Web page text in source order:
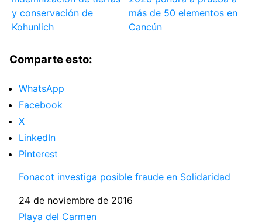
y conservación de
Kohunlich
más de 50 elementos en
Cancún
Comparte esto:
WhatsApp
Facebook
X
LinkedIn
Pinterest
Fonacot investiga posible fraude en Solidaridad
Fecha
24 de noviembre de 2016
Respecto a
Playa del Carmen